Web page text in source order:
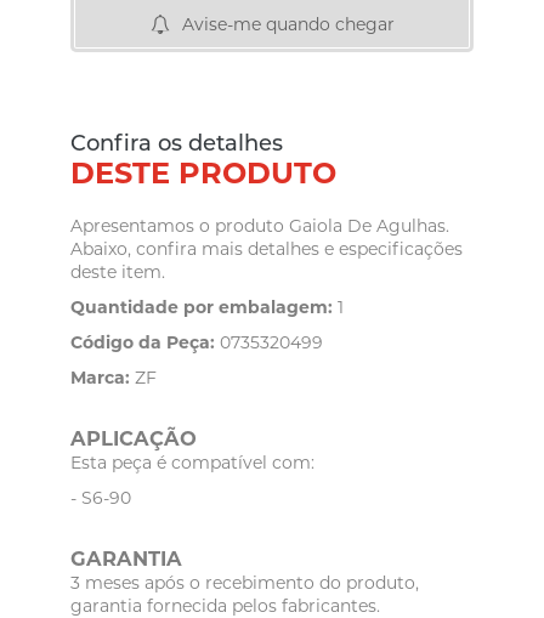
Avise-me quando chegar
Confira os detalhes
DESTE PRODUTO
Apresentamos o produto Gaiola De Agulhas.
Abaixo, confira mais detalhes e especificações
deste item.
Quantidade por embalagem: 1
Código da Peça: 0735320499
Marca: ZF
APLICAÇÃO
Esta peça é compatível com:
- S6-90
GARANTIA
3 meses após o recebimento do produto,
garantia fornecida pelos fabricantes.